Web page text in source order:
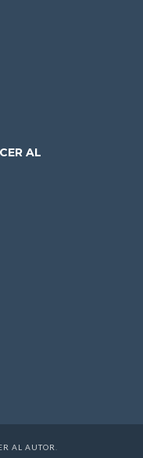
AL
AL AUTOR